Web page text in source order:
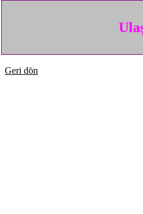
Geri dön